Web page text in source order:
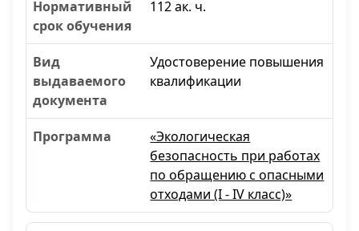
112 ак. ч.
Удостоверение повышения
квалификации
«Экологическая
безопасность при работах
по обращению с опасными
отходами (I - IV класс)»